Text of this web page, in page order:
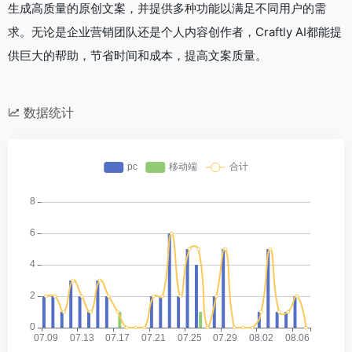
生成高质量的原创文案，并提供多种功能以满足不同用户的需
求。无论是企业营销团队还是个人内容创作者，Craftly AI都能提
供巨大的帮助，节省时间和成本，提高文案质量。
数据统计